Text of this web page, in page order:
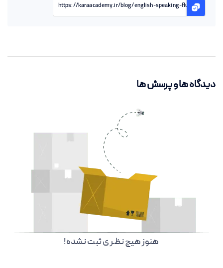
https://karaacademy.ir/blog/english-speaking-fluency
دیدگاه ها و پرسش ها
هنوز هیچ نظر ی ثبت نشده!